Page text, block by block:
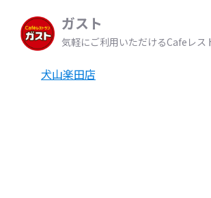
ガスト
気軽にご利用いただけるCafeレス
犬山楽田店